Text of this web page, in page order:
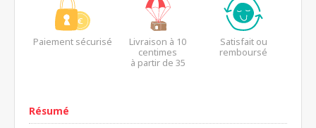
Paiement sécurisé
Livraison à 10
centimes
à partir de 35
Satisfait ou
remboursé
Résumé